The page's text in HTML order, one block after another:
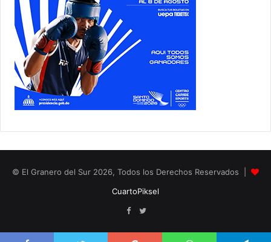
© El Granero del Sur 2026, Todos los Derechos Reservados |
CuartoPiksel